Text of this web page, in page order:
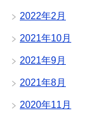
2022年2月
2021年10月
2021年9月
2021年8月
2020年11月